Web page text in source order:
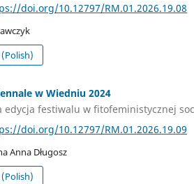
doi.org/10.12797/RM.01.2026.19.08
(Polish)
w Wiedniu 2024
edycja festiwalu w fitofeministycznej
doi.org/10.12797/RM.01.2026.19.09
Anna Długosz
(Polish)